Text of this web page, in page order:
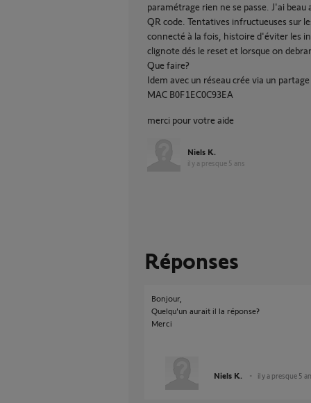
paramétrage rien ne se passe. J'ai
QR code. Tentatives infructueuses sur
connecté à la fois, histoire d'éviter les
clignote dés le reset et lorsque on
Que faire?
Idem avec un réseau crée via un
MAC B0F1EC0C93EA
merci pour votre aide
Niels K.
il y a presque 5 ans
Réponses
Bonjour,
Quelqu'un aurait il la réponse?
Merci
Niels K. il y a presque 5